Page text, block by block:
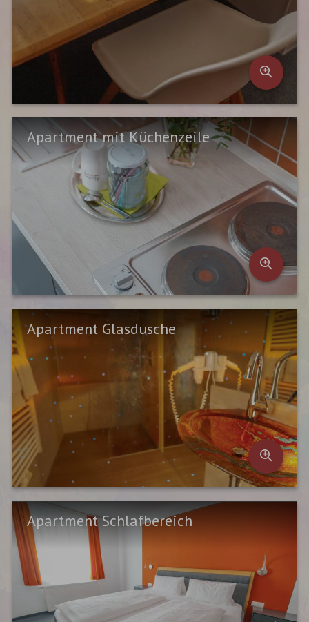
Apartment mit Küchenzeile
Apartment Glasdusche
Apartment Schlafbereich